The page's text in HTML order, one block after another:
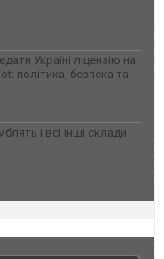
Україні ліцензію на
політика, безпека та
і всі інші склади